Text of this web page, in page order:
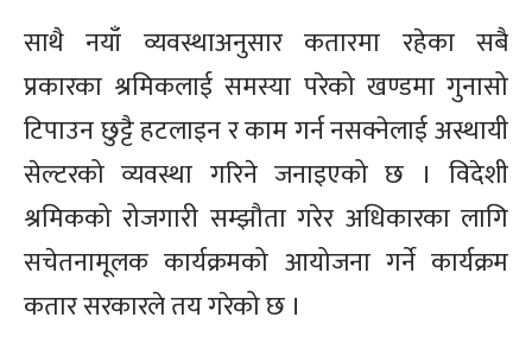
साथै नयाँ व्यवस्थाअनुसार कतारमा रहेका सबै
प्रकारका श्रमिकलाई समस्या परेको खण्डमा गुनासो
टिपाउन छुट्टै हटलाइन र काम गर्न नसक्नेलाई अस्थायी
सेल्टरको व्यवस्था गरिने जनाइएको छ । विदेशी
श्रमिकको रोजगारी सम्झौता गरेर अधिकारका लागि
सचेतनामूलक कार्यक्रमको आयोजना गर्ने कार्यक्रम
कतार सरकारले तय गरेको छ ।